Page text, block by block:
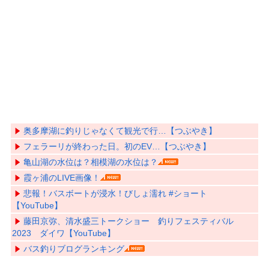
奥多摩湖に釣りじゃなくて観光で行…【つぶやき】
フェラーリが終わった日。初のEV…【つぶやき】
亀山湖の水位は？相模湖の水位は？
霞ヶ浦のLIVE画像！
悲報！バスボートが浸水！びしょ濡れ #ショート
【YouTube】
藤田京弥、清水盛三トークショー 釣りフェスティバル
2023 ダイワ【YouTube】
バス釣りブログランキング